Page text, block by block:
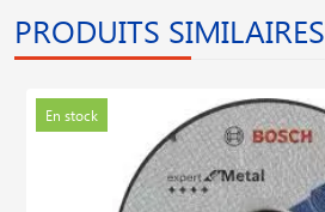
PRODUITS SIMILAIRES
En stock